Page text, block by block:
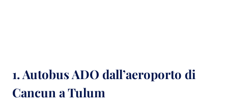
1.Autobus ADO dall’aeroporto di
Cancun a Tulum